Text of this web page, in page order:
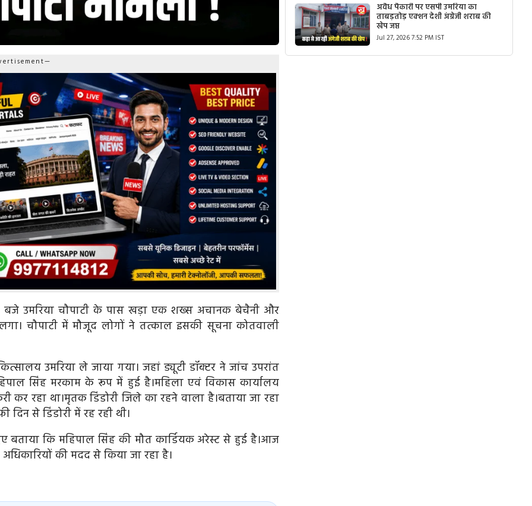
बजे उमरिया चौपाटी के पास खड़ा एक शख्स अचानक बेचैनी और
चौपाटी में मौजूद लोगों ने तत्काल इसकी सूचना कोतवाली
उमरिया ले जाया गया। जहां ड्यूटी डॉक्टर ने जांच उपरांत
सिंह मरकाम के रूप में हुई है।महिला एवं विकास कार्यालय
कर रहा था।मृतक डिंडोरी जिले का रहने वाला है।बताया जा रहा
से डिंडोरी में रह रही थी।
बताया कि महिपाल सिंह की मौत कार्डियक अरेस्ट से हुई है।आज
की मदद से किया जा रहा है।
अवैध पैकारी पर एसपी उमरिया का
ताबड़तोड़ एक्शन देशी अंग्रेजी शराब की
खेप जप्त
Jul 27, 2026 7:52 PM IST